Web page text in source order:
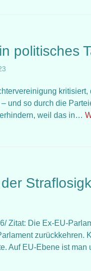
politisches
und so durch die
weil das in…
Zitat: Die Ex-EU-
zurückkehren.
Auf EU-Ebene ist